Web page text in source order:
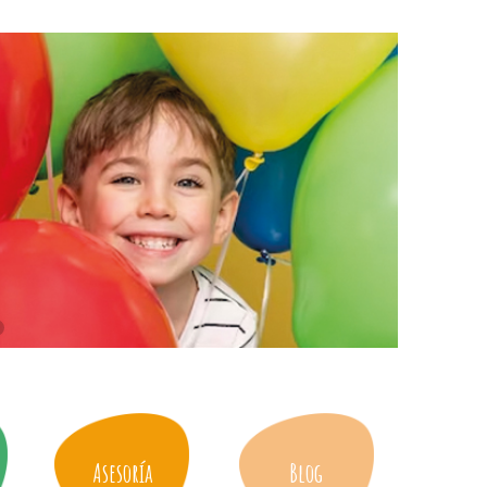
Asesoría Blog